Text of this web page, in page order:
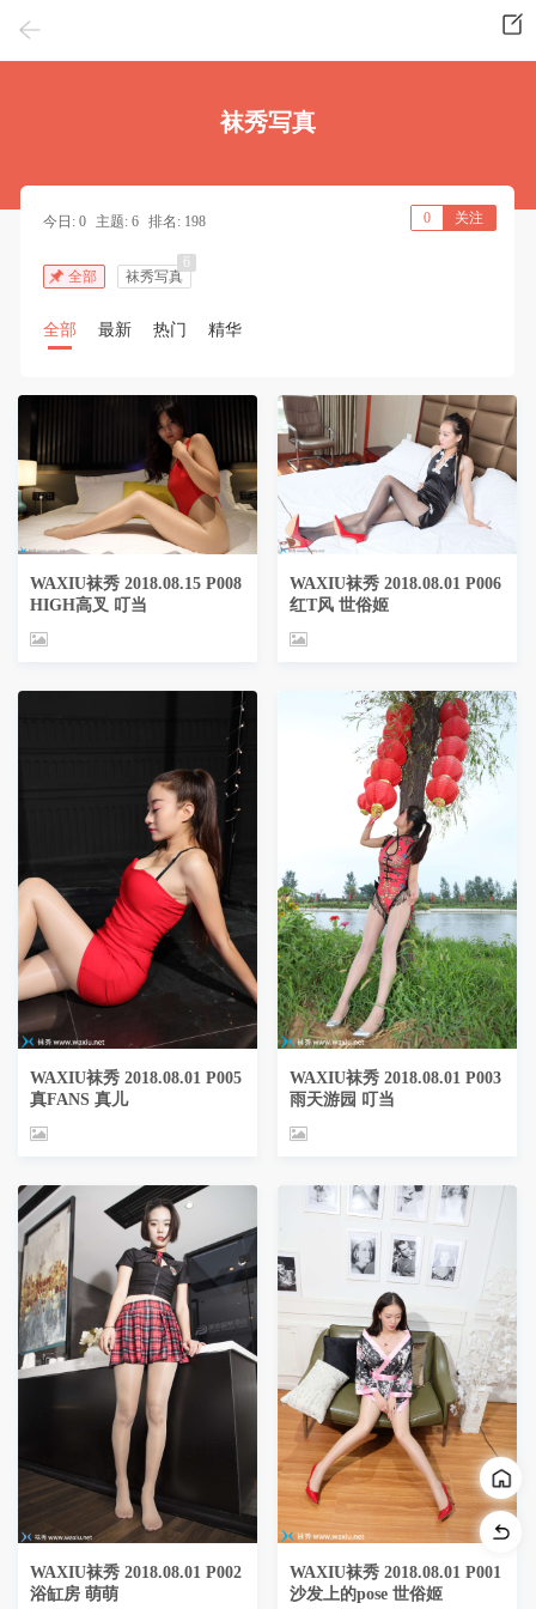
袜秀写真
今日: 0 主题: 6 排名: 198 0 关注
全部 袜秀写真
6
全部 最新 热门 精华
WAXIU袜秀 2018.08.15 P008
HIGH高叉 叮当
WAXIU袜秀 2018.08.01 P005
真FANS 真儿
WAXIU袜秀 2018.08.01 P002
浴缸房 萌萌
WAXIU袜秀 2018.08.01 P006
红T风 世俗姬
WAXIU袜秀 2018.08.01 P003
雨天游园 叮当
WAXIU袜秀 2018.08.01 P001
沙发上的pose 世俗姬